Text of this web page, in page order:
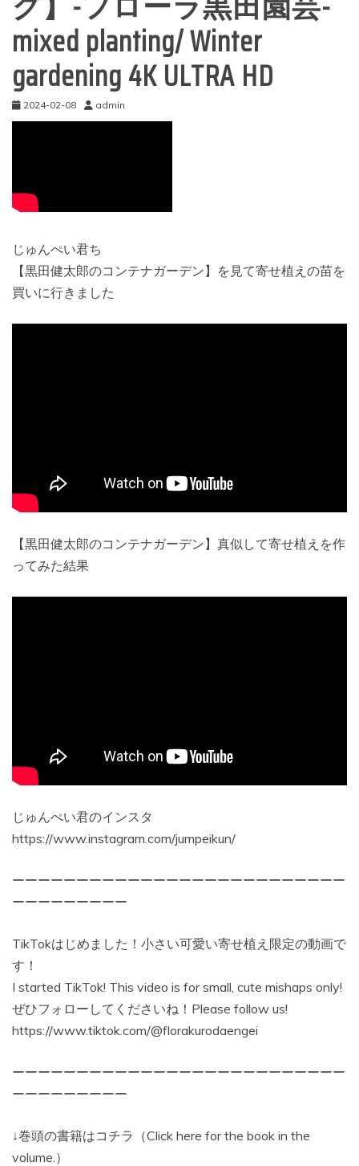
mixed planting/ Winter
gardening 4K ULTRA HD
2024-02-08 admin
じゅんぺい君ち
【黒田健太郎のコンテナガーデン】を見て寄せ植えの苗を
買いに行きました
【黒田健太郎のコンテナガーデン】真似して寄せ植えを作
ってみた結果
じゅんぺい君のインスタ
https://www.instagram.com/jumpeikun/
ーーーーーーーーーーーーーーーーーーーーーーーーーー
ーーーーーーーーー
TikTokはじめました！小さい可愛い寄せ植え限定の動画で
す！
I started TikTok! This video is for small, cute mishaps only!
ぜひフォローしてくださいね！Please follow us!
https://www.tiktok.com/@florakurodaengei
ーーーーーーーーーーーーーーーーーーーーーーーーーー
ーーーーーーーーー
↓巻頭の書籍はコチラ（Click here for the book in the
volume.）